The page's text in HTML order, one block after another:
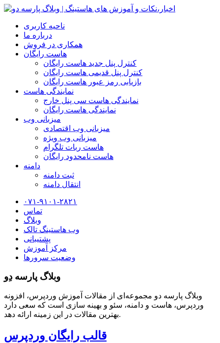
ناحیه کاربری
درباره ما
همکاری در فروش
هاست رایگان
کنترل پنل جدید هاست رایگان
کنترل پنل قدیمی هاست رایگان
بازیابی رمز عبور هاست رایگان
نمایندگی هاست
نمایندگی هاست سی پنل خارج
نمایندگی هاست رایگان
میزبانی وب
میزبانی وب اقتصادی
میزبانی وب ویژه
هاست ربات تلگرام
هاست نامحدود رایگان
دامنه
ثبت دامنه
انتقال دامنه
۰۷۱-۹۱۰۱-۲۸۲۱
تماس
وبلاگ
وب هاستینگ تالک
پشتیبانی
مرکز آموزش
وضعیت سرورها
وبلاگ پارسه دِو
وبلاگ پارسه دو مجموعه‌ای از مقالات آموزش وردپرس، افزونه
وردپرس، هاست و دامنه، سئو و بهینه سازی است که سعی دارد
بهترین مقالات در این زمینه ارائه دهد.
قالب رایگان وردپرس